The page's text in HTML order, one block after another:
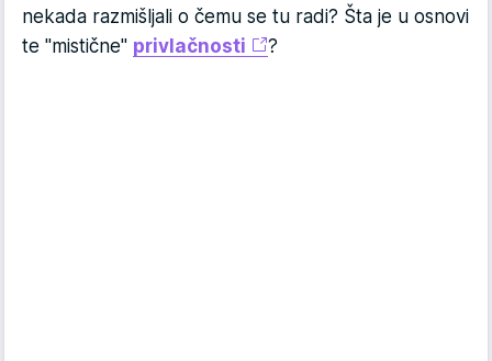
nekada razmišljali o čemu se tu radi? Šta je u osnovi
te "mistične" privlačnosti ?